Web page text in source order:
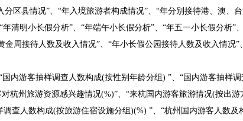
区县情况”、“年入境旅游者构成情况”、“年分别接待港、澳、
清明小长假分析”、“年端午小长假分析”、“年五一小长假分析”
周接待人数及收入情况”、“年小长假公园接待人数及收入情况
内游客抽样调查人数构成(按性别年龄分组) ”、“国内游客抽样
杭州旅游资源感兴趣情况(%)”、“来杭国内游客旅游情况(按出
查人数构成(按旅游住宿设施分组)(%) ”、“杭州国内游客人数